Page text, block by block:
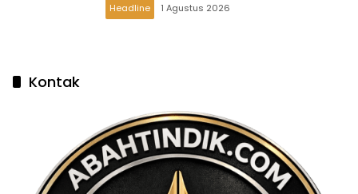
Headline 1 Agustus 2026
Kontak